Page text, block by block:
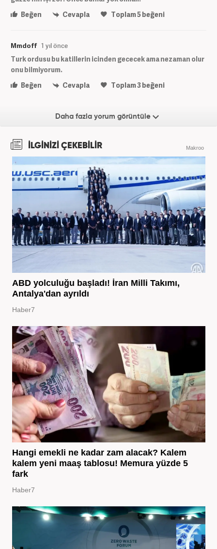
Beğen
Cevapla Toplam5beğeni
Mmdoff 1 yıl önce
Turk ordusu bu katillerin icinden gececek ama nezaman olur
onu bilmiyorum.
Beğen
Cevapla Toplam3beğeni
Daha fazla yorum görüntüle
İLGİNİZİ ÇEKEBİLİR Makroo
ABD yolculuğu başladı! İran Milli Takımı,
Antalya'dan ayrıldı
Haber7
Hangi emekli ne kadar zam alacak? Kalem
kalem yeni maaş tablosu! Memura yüzde 5
fark
Haber7